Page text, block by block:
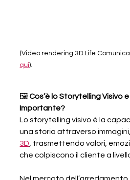
(Video rendering 3D Life
qui).
🖼 Cos’è lo Storytelling Visivo
Importante?
Lo storytelling visivo è la
una storia attraverso
3D , trasmettendo valori,
che colpiscono il cliente a
Nel mercato